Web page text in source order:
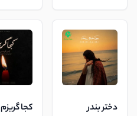
دختر بندر کجا گریزم